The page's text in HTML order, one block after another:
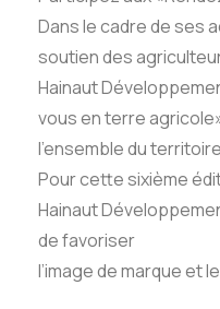
Dans le cadre de ses
soutien des
Hainaut
vous en terre
l’ensemble du
Pour cette sixième
Hainaut
de favoriser
l’image de marque et